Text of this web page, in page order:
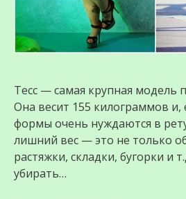
Тесс — самая крупная модeль
Она весит 155 килограммов и,
формы очень нуждаются в
лишний вес — это не только
растяжки, складки, бугорки и
убирать…